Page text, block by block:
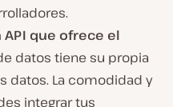
que ofrece el
datos tiene su propia
datos. La comodidad y
integrar tus